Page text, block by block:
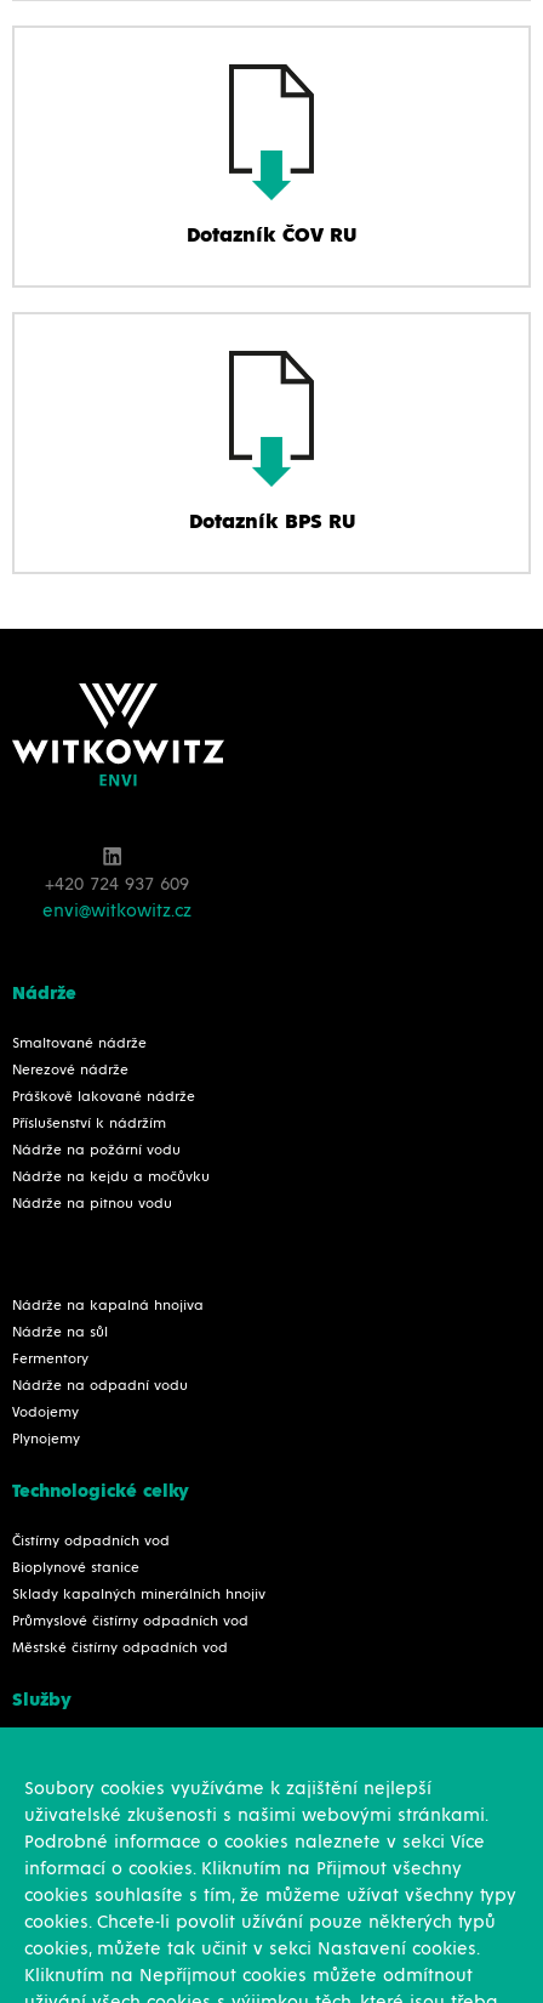
Dotazník ČOV RU
Dotazník BPS RU
+420 724 937 609
envi@witkowitz.cz
Nádrže
Smaltované nádrže
Nerezové nádrže
Práškově lakované nádrže
Příslušenství k nádržím
Nádrže na požární vodu
Nádrže na kejdu a močůvku
Nádrže na pitnou vodu
Nádrže na kapalná hnojiva
Nádrže na sůl
Fermentory
Nádrže na odpadní vodu
Vodojemy
Plynojemy
Technologické celky
Čistírny odpadních vod
Bioplynové stanice
Sklady kapalných minerálních hnojiv
Průmyslové čistírny odpadních vod
Městské čistírny odpadních vod
Služby
Novinky
Soubory cookies využíváme k zajištění nejlepší
uživatelské zkušenosti s našimi webovými stránkami.
Podrobné informace o cookies naleznete v sekci Více
informací o cookies. Kliknutím na Přijmout všechny
cookies souhlasíte s tím, že můžeme užívat všechny typy
cookies. Chcete-li povolit užívání pouze některých typů
cookies, můžete tak učinit v sekci Nastavení cookies.
Kliknutím na Nepříjmout cookies můžete odmítnout